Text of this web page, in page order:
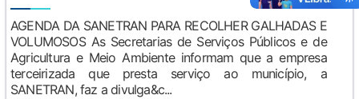
AGENDA DA SANETRAN PARA RECOLHER GALHADAS E
VOLUMOSOS As Secretarias de Serviços Públicos e de
Agricultura e Meio Ambiente informam que a empresa
terceirizada que presta serviço ao município, a
SANETRAN, faz a divulga&c...